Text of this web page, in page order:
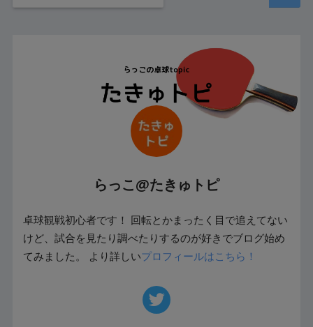
らっこ@たきゅトピ
卓球観戦初心者です！ 回転とかまったく目で追えてない
けど、試合を見たり調べたりするのが好きでブログ始め
てみました。 より詳しいプロフィールはこちら！